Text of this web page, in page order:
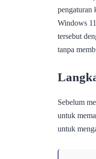
pengaturan
Windows
tersebut
tanpa
Sebelum
untuk
untuk